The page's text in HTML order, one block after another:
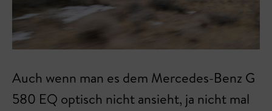
Auch wenn man es dem Mercedes-Benz G
580 EQ optisch nicht ansieht, ja nicht mal